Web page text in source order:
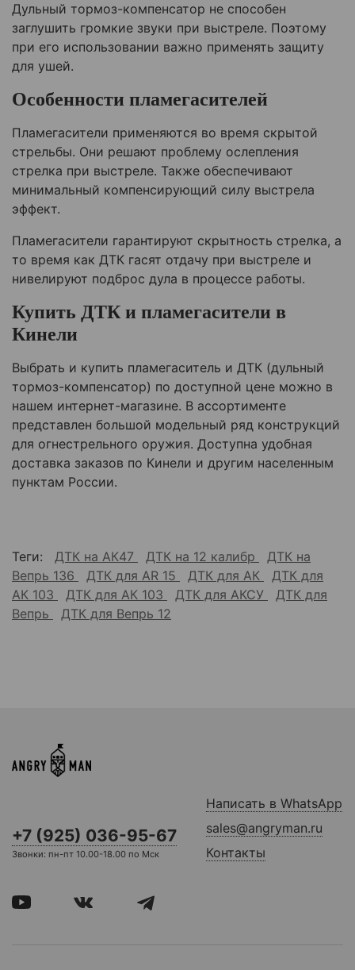
Дульный тормоз-компенсатор не способен
заглушить громкие звуки при выстреле. Поэтому
при его использовании важно применять защиту
для ушей.
Особенности пламегасителей
Пламегасители применяются во время скрытой
стрельбы. Они решают проблему ослепления
стрелка при выстреле. Также обеспечивают
минимальный компенсирующий силу выстрела
эффект.
Пламегасители гарантируют скрытность стрелка, а
то время как ДТК гасят отдачу при выстреле и
нивелируют подброс дула в процессе работы.
Купить ДТК и пламегасители в
Кинели
Выбрать и купить пламегаситель и ДТК (дульный
тормоз-компенсатор) по доступной цене можно в
нашем интернет-магазине. В ассортименте
представлен большой модельный ряд конструкций
для огнестрельного оружия. Доступна удобная
доставка заказов по Кинели и другим населенным
пунктам России.
Теги: ДТК на АК47 ДТК на 12 калибр
ДТК на
Вепрь 136
ДТК для AR 15 ДТК для АК
ДТК для
АК 103
ДТК для АК 103 ДТК для АКСУ
ДТК для
Вепрь
ДТК для Вепрь 12
+7 (925) 036-95-67
Звонки: пн-пт 10.00-18.00 по Мск
Написать в WhatsApp
sales@angryman.ru
Контакты